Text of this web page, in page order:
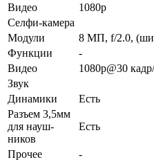
Видео
1080p
Селфи-камера
Модули
8 МП, f/2.0,
Функ­ции
-
Видео
1080p@30
Звук
Динамики
Есть
Разъем 3,5мм
для науш­
ников
Есть
Прочее
-